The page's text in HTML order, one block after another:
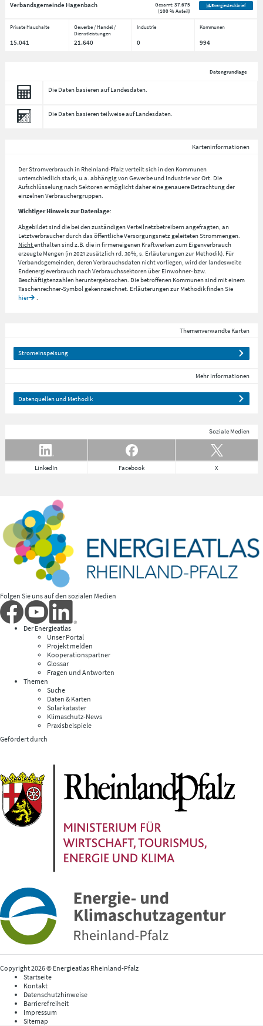
Verbandsgemeinde Hagenbach Gesamt:37.675
(100 % Anteil)
Energiesteckbrief
Private Haushalte
Gewerbe / Handel /
Dienstleistungen
Industrie Kommunen
15.041 21.640 0 994
Datengrundlage
Die Daten basieren auf Landesdaten.
Die Daten basieren teilweise auf Landesdaten.
Karteninformationen
Der Stromverbrauch in Rheinland-Pfalz verteilt sich in den Kommunen
unterschiedlich stark, u.a. abhängig von Gewerbe und Industrie vor Ort. Die
Aufschlüsselung nachSektorenermöglicht daher eine genauere Betrachtung der
einzelnen Verbrauchergruppen.
Wichtiger Hinweis zur Datenlage:
Abgebildet sind die bei den zuständigen Verteilnetzbetreibern angefragten, an
Letztverbraucher durch das öffentliche Versorgungsnetz geleiteten Strommengen.
Nichtenthalten sind z.B. die in firmeneigenen Kraftwerken zum Eigenverbrauch
erzeugte Mengen (in 2021 zusätzlich rd. 30%, s. Erläuterungen zur Methodik). Für
Verbandsgemeinden, deren Verbrauchsdaten nicht vorliegen, wird der landesweite
Endenergieverbrauch nach Verbrauchssektoren über Einwohner- bzw.
Beschäftigtenzahlen heruntergebrochen. Die betroffenen Kommunen sind mit einem
Taschenrechner-Symbol gekennzeichnet. Erläuterungen zur Methodik finden Sie
hier
Themenverwandte Karten
Stromeinspeisung
Mehr Informationen
Datenquellen und Methodik
Soziale Medien
LinkedIn Facebook X
Folgen Sie uns auf den sozialen Medien
Der Energieatlas
Unser Portal
Projekt melden
Kooperationspartner
Glossar
Fragen und Antworten
Themen
Suche
Daten & Karten
Solarkataster
Klimaschutz-News
Praxisbeispiele
Gefördert durch
Copyright 2026 © Energieatlas Rheinland-Pfalz
Startseite
Kontakt
Datenschutzhinweise
Barrierefreiheit
Impressum
Sitemap